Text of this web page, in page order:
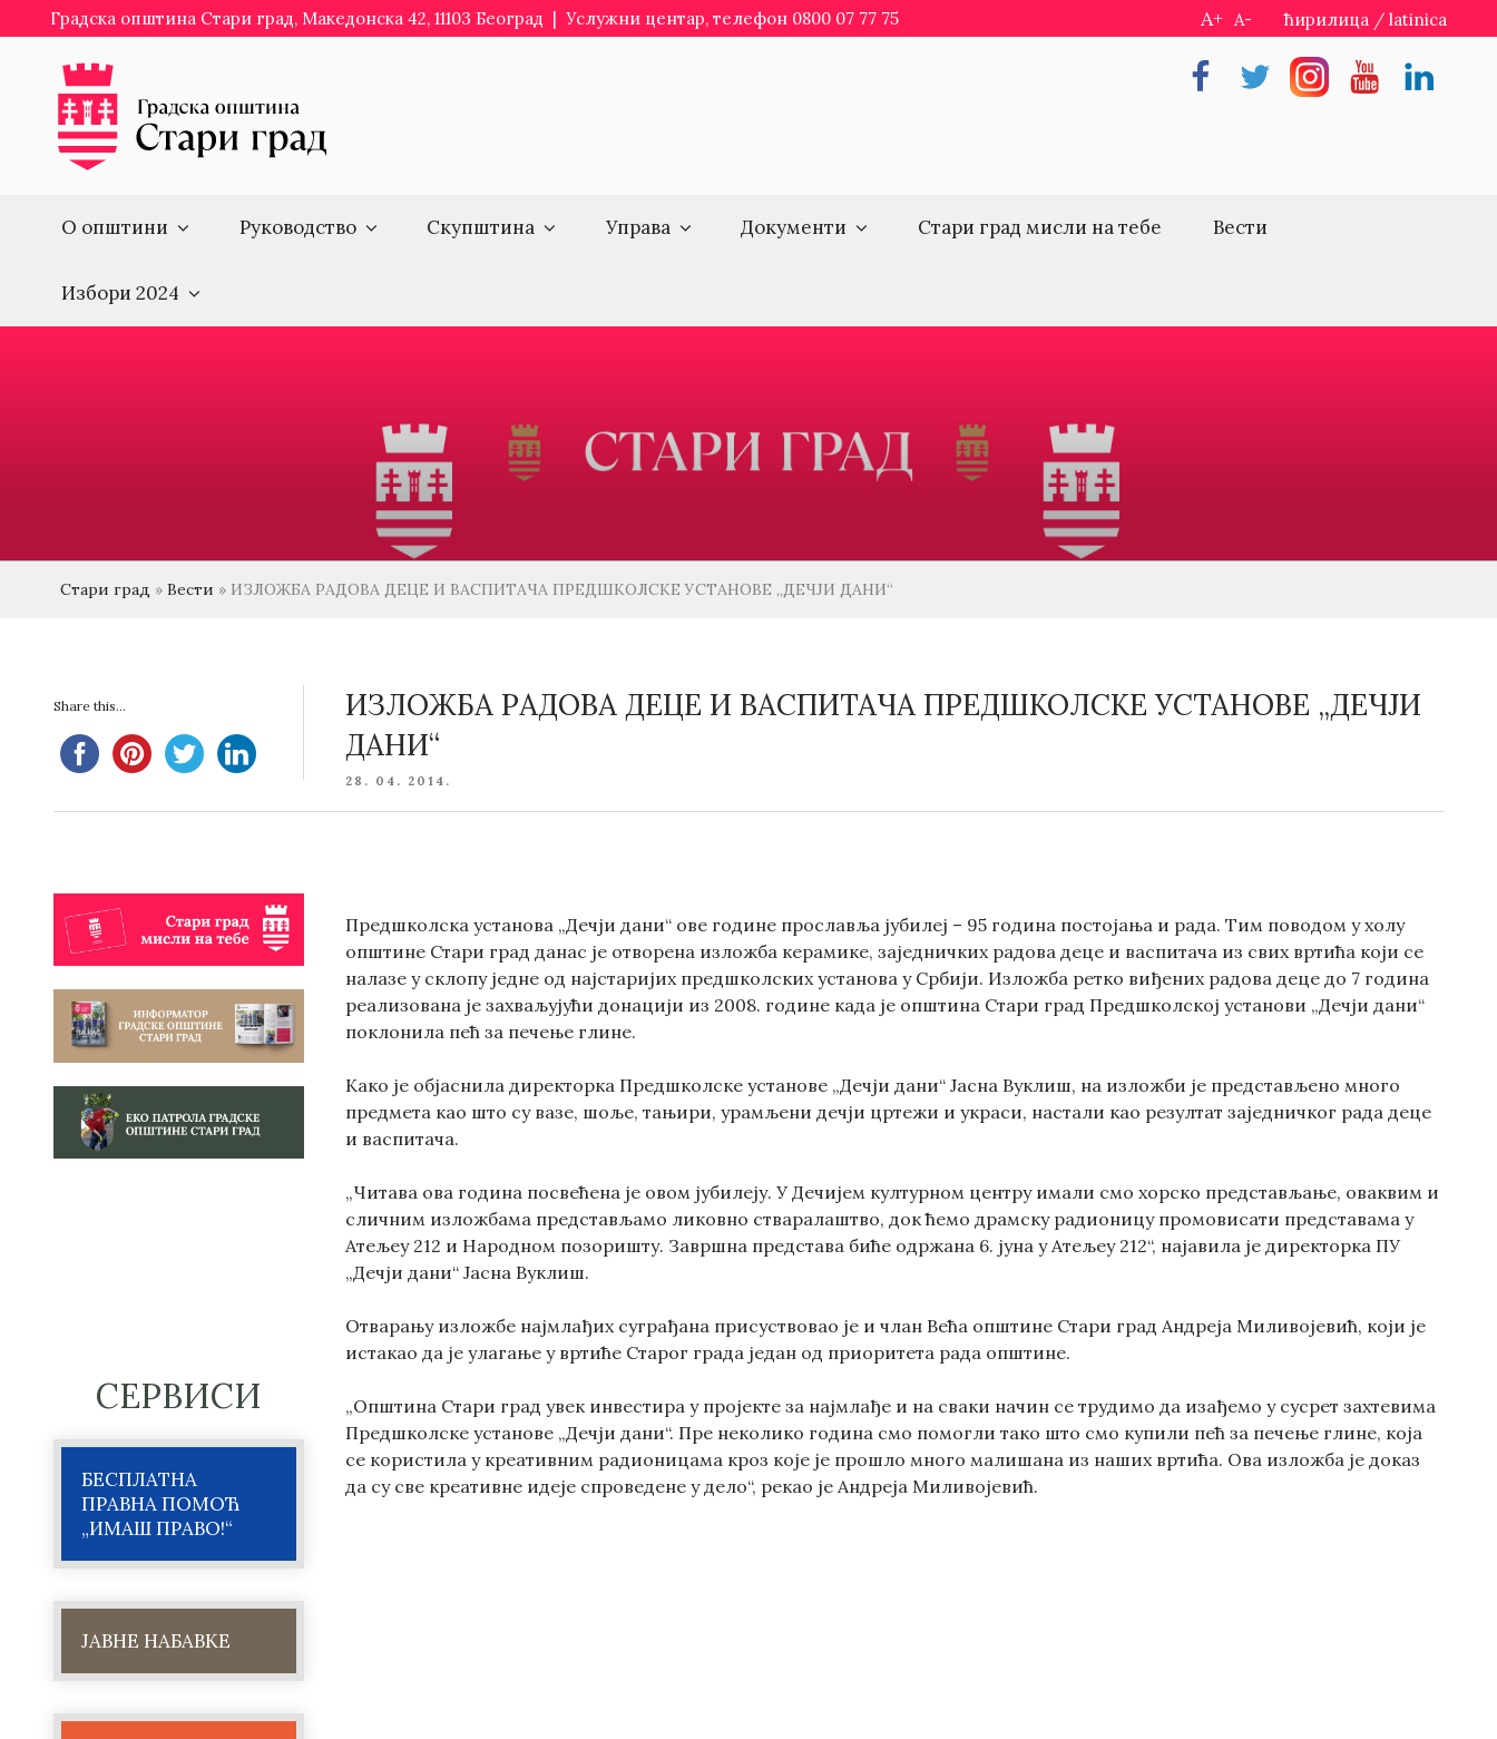
to
content
Градска општина Стари град, Македонска 42, 11103 Београд | Услужни центар, телефон 0800 07 77 75 A+ A- ћирилица / latinica
FacebookTwitterInstragramYoutubeLinkedin
О општини Руководство Скупштина Управа Документи Стари град мисли на тебе Вести
Избори 2024
Стари град » Вести » ИЗЛОЖБА РАДОВА ДЕЦЕ И ВАСПИТАЧА ПРЕДШКОЛСКЕ УСТАНОВЕ „ДЕЧЈИ ДАНИ“
Share this...
ИЗЛОЖБА РАДОВА ДЕЦЕ И ВАСПИТАЧА ПРЕДШКОЛСКЕ УСТАНОВЕ „ДЕЧЈИ
ДАНИ“
POSTED
28. 04. 2014.
СЕРВИСИ
БЕСПЛАТНА
ПРАВНА ПОМОЋ
„ИМАШ ПРАВО!“
ЈАВНЕ НАБАВКЕ
Предшколска установа „Дечји дани“ ове године прославља јубилеј – 95 година постојања и рада. Тим поводом у холу
општине Стари град данас је отворена изложба керамике, заједничких радова деце и васпитача из свих вртића који се
налазе у склопу једне од најстаријих предшколских установа у Србији. Изложба ретко виђених радова деце до 7 година
реализована је захваљујући донацији из 2008. године када је општина Стари град Предшколској установи „Дечји дани“
поклонила пећ за печење глине.
Како је објаснила директорка Предшколске установе „Дечји дани“ Јасна Вуклиш, на изложби је представљено много
предмета као што су вазе, шоље, тањири, урамљени дечји цртежи и украси, настали као резултат заједничког рада деце
и васпитача.
„Читава ова година посвећена је овом јубилеју. У Дечијем културном центру имали смо хорско представљање, оваквим и
сличним изложбама представљамо ликовно стваралаштво, док ћемо драмску радионицу промовисати представама у
Атељеу 212 и Народном позоришту. Завршна представа биће одржана 6. јуна у Атељеу 212“, најавила је директорка ПУ
„Дечји дани“ Јасна Вуклиш.
Отварању изложбе најмлађих суграђана присуствовао је и члан Већа општине Стари град Андреја Миливојевић, који је
истакао да је улагање у вртиће Старог града један од приоритета рада општине.
„Општина Стари град увек инвестира у пројекте за најмлађе и на сваки начин се трудимо да изађемо у сусрет захтевима
Предшколске установе „Дечји дани“. Пре неколико година смо помогли тако што смо купили пећ за печење глине, која
се користила у креативним радионицама кроз које је прошло много малишана из наших вртића. Ова изложба је доказ
да су све креативне идеје спроведене у дело“, рекао је Андреја Миливојевић.